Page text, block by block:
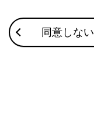
はい
同意しない